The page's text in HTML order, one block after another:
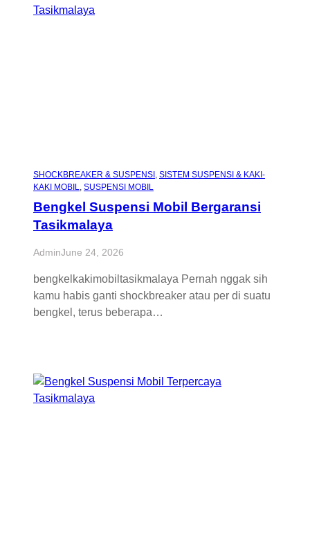
SHOCKBREAKER & SUSPENSI , SISTEM SUSPENSI & KAKI-
KAKI MOBIL, SUSPENSI MOBIL
Bengkel Suspensi Mobil Bergaransi
Tasikmalaya
AdminJune 24, 2026
bengkelkakimobiltasikmalaya Pernah nggak sih
kamu habis ganti shockbreaker atau per di suatu
bengkel, terus beberapa…